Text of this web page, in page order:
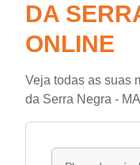
DA
ONLINE
Veja todas as suas
da Serra Negra -